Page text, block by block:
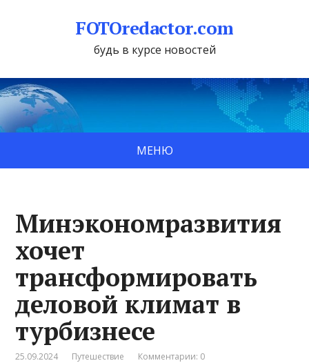
FOTOredactor.com
будь в курсе новостей
МЕНЮ
Минэкономразвития
хочет
трансформировать
деловой климат в
турбизнесе
25.09.2024 Путешествие Комментарии: 0